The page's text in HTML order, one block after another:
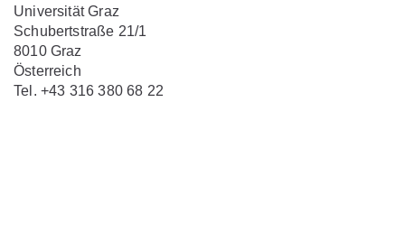
Universität Graz
Schubertstraße 21/1
8010 Graz
Österreich
Tel. +43 316 380 68 22